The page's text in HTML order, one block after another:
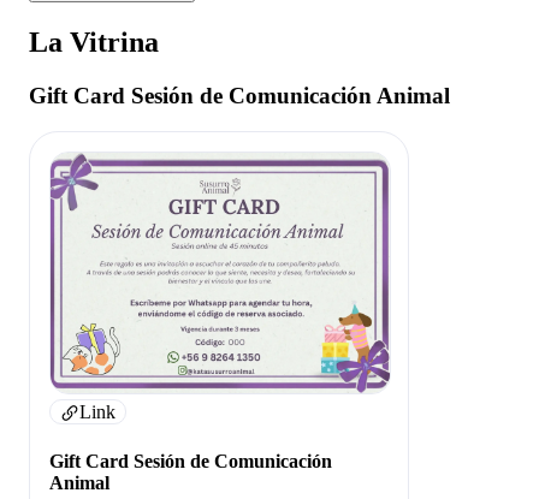
La Vitrina
Gift Card Sesión de Comunicación Animal
Link
Gift Card Sesión de Comunicación
Animal